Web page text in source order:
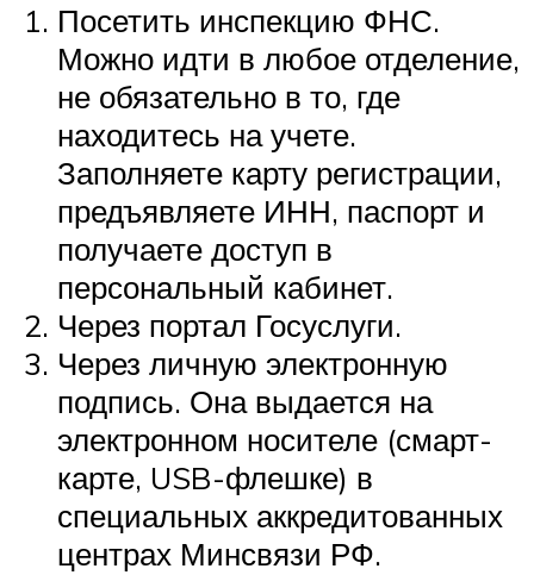
Посетить инспекцию ФНС.
Можно идти в любое отделение,
не обязательно в то, где
находитесь на учете.
Заполняете карту регистрации,
предъявляете ИНН, паспорт и
получаете доступ в
персональный кабинет.
Через портал Госуслуги.
Через личную электронную
подпись. Она выдается на
электронном носителе (смарт-
карте, USB-флешке) в
специальных аккредитованных
центрах Минсвязи РФ.